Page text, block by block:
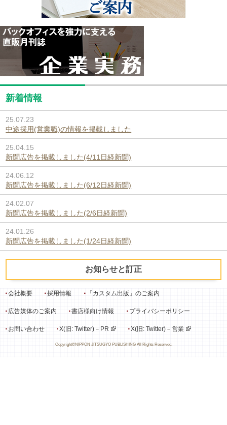
新着情報
25.07.23
中途採用(営業職)の情報を掲載しました
25.04.15
新聞広告を掲載しました(4/11日経新聞)
24.06.12
新聞広告を掲載しました(6/12日経新聞)
24.02.07
新聞広告を掲載しました(2/6日経新聞)
24.01.26
新聞広告を掲載しました(1/24日経新聞)
お知らせと訂正
会社概要 採用情報 「カスタム出版」のご案内
広告媒体のご案内 書店様向け情報 プライバシーポリシー
お問い合わせ X(旧: Twitter)－PR X(旧: Twitter)－営業
Copyright©NIPPON JITSUGYO PUBLISHING All Rights Reserved.